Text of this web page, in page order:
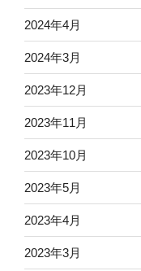
2024年4月
2024年3月
2023年12月
2023年11月
2023年10月
2023年5月
2023年4月
2023年3月